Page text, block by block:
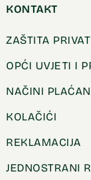
KONTAKT
ZAŠTITA
OPĆI UVJETI I
NAČINI
KOLAČIĆI
REKLAMACIJA
JEDNOSTRANI